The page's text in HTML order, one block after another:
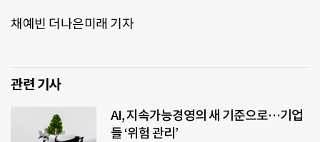
채예빈 더나은미래 기자
관련 기사
AI, 지속가능경영의 새 기준으로…기업
들 ‘위험 관리’